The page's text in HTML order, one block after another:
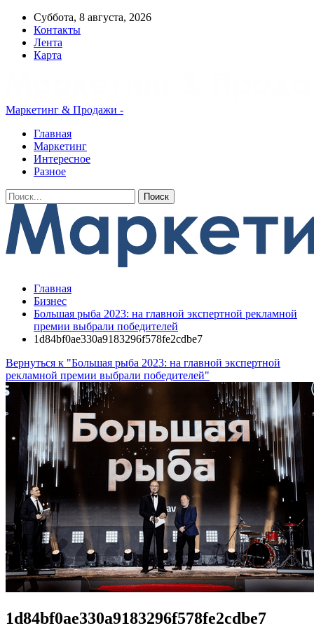
Суббота, 8 августа, 2026
Контакты
Лента
Карта
Маркетинг & Продажи -
Главная
Маркетинг
Интересное
Разное
Главная
Бизнес
Большая рыба 2023: на главной экспертной рекламной
премии выбрали победителей
1d84bf0ae330a9183296f578fe2cdbe7
Вернуться к "Большая рыба 2023: на главной экспертной
рекламной премии выбрали победителей"
1d84bf0ae330a9183296f578fe2cdbe7